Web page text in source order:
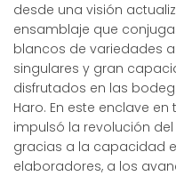
desde una visión
ensamblaje que
blancos de variedades
singulares y gran
disfrutados en las
Haro. En este enclave
impulsó la revolución del
gracias a la capacidad
elaboradores, a los